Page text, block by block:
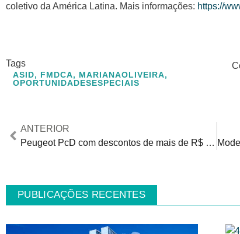
coletivo da América Latina. Mais informações: https://
Tags
ASID, FMDCA, MARIANAOLIVEIRA,
OPORTUNIDADESESPECIAIS
ANTERIOR
Peugeot PcD com descontos de mais de R$ 27 mil reais em junho
PUBLICAÇÕES RECENTES